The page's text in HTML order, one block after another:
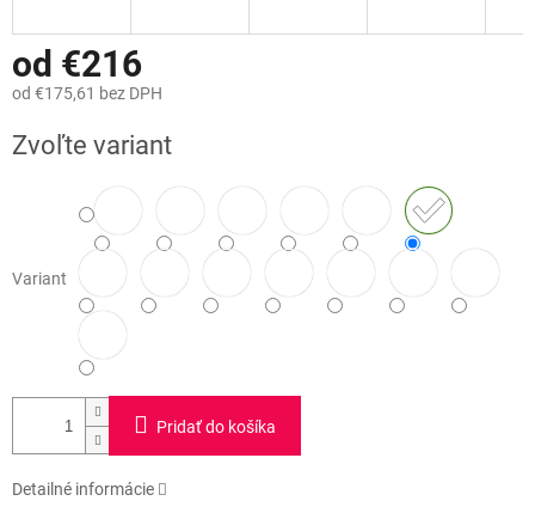
od €216
od €175,61 bez DPH
cena:
Zvoľte variant
Variant
Pridať do košíka
Detailné informácie